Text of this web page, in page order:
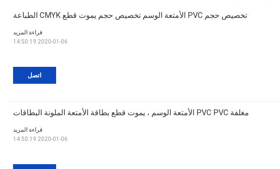
تخصيص حجم PVC الأمتعة الوسم تخصيص حجم يموت قطع CMYK الطباعة
اتصل
قراءة المزيد
2020-01-06 14:50:19
مغلفة PVC PVC الأمتعة الوسم ، يموت قطع بطاقة الأمتعة الملونة البطاقات
قراءة المزيد
2020-01-06 14:50:19